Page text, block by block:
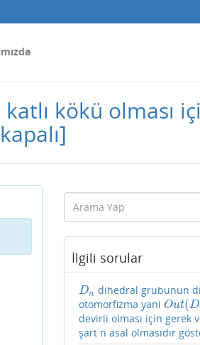
kökü olması
İlgili sorular
Dn
Dn dihedral grubunun
otomorfizma yani Out(D
Out(Dn)
devirli olması için gerek
şart n asal olmasıdır